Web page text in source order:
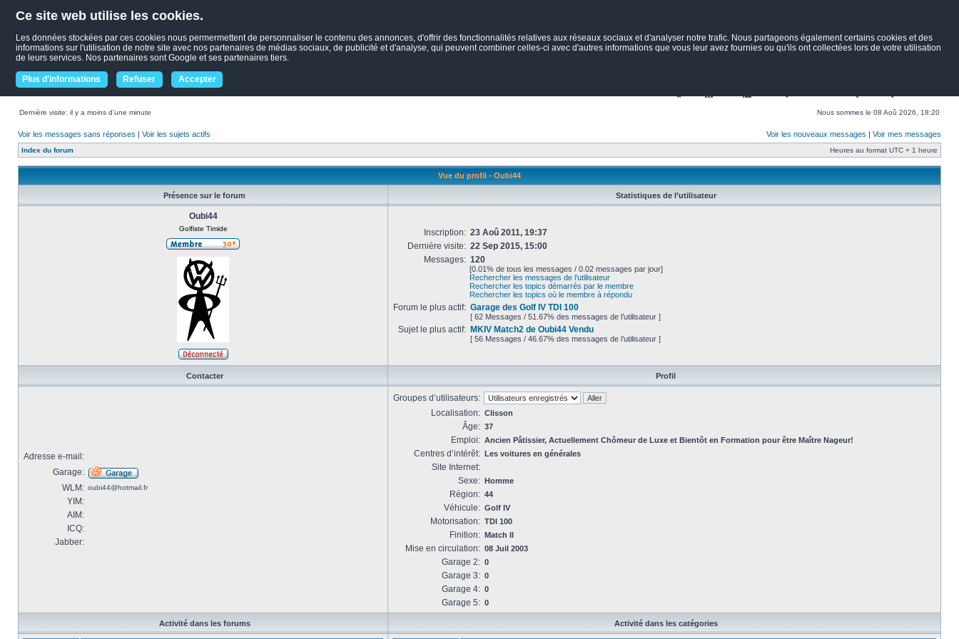
Ce site web utilise les cookies.
Les données stockées par ces cookies nous permermettent de personnaliser le contenu des annonces, d'offrir des fonctionnalités relatives aux réseaux sociaux et d'analyser notre trafic. Nous partageons également certains cookies et des
informations sur l'utilisation de notre site avec nos partenaires de médias sociaux, de publicité et d'analyse, qui peuvent combiner celles-ci avec d'autres informations que vous leur avez fournies ou qu'ils ont collectées lors de votre utilisation
de leurs services. Nos partenaires sont Google et ses partenaires tiers.
Plus d'informations Refuser Accepter
Dernière visite: il y a moins d’une minute Nous sommes le 08 Aoû 2026, 18:20
Voir les messages sans réponses | Voir les sujets actifs Voir les nouveaux messages | Voir mes messages
Index du forum Heures au format UTC + 1 heure
Vue du profil - Oubi44
Présence sur le forum Statistiques de l’utilisateur
Oubi44
Golfiste Timide Inscription: 23 Aoû 2011, 19:37
Dernière visite: 22 Sep 2015, 15:00
Messages: 120
[0.01% de tous les messages / 0.02 messages par jour]
Rechercher les messages de l’utilisateur
Rechercher les topics démarrés par le membre
Rechercher les topics où le membre à répondu
Forum le plus actif: Garage des Golf IV TDI 100
[ 62 Messages / 51.67% des messages de l’utilisateur ]
Sujet le plus actif: MKIV Match2 de Oubi44 Vendu
[ 56 Messages / 46.67% des messages de l’utilisateur ]
Contacter Profil
Adresse e-mail:
Garage:
WLM: oubi44@hotmail.fr
YIM:
AIM:
ICQ:
Jabber:
Groupes d’utilisateurs:
Localisation: Clisson
Âge: 37
Emploi: Ancien Pâtissier, Actuellement Chômeur de Luxe et Bientôt en Formation pour être Maître Nageur!
Centres d’intérêt: Les voitures en générales
Site Internet:
Sexe: Homme
Région: 44
Véhicule: Golf IV
Motorisation: TDI 100
Finition: Match II
Mise en circulation: 08 Juil 2003
Garage 2: 0
Garage 3: 0
Garage 4: 0
Garage 5: 0
Activité dans les forums Activité dans les catégories